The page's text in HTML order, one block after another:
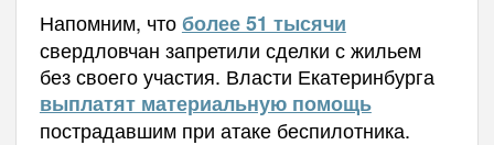
Напомним, чтоболее 51 тысячи
свердловчан запретили сделки с жильем
без своего участия. Власти Екатеринбурга
выплатят материальную помощь
пострадавшим при атаке беспилотника.